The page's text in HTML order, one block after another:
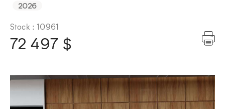
2026
Stock : 10961
72 497 $